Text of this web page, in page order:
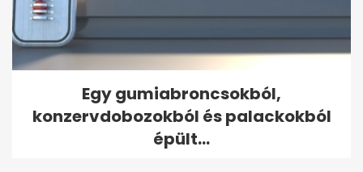
Egy gumiabroncsokból,
konzervdobozokból és palackokból
épült...